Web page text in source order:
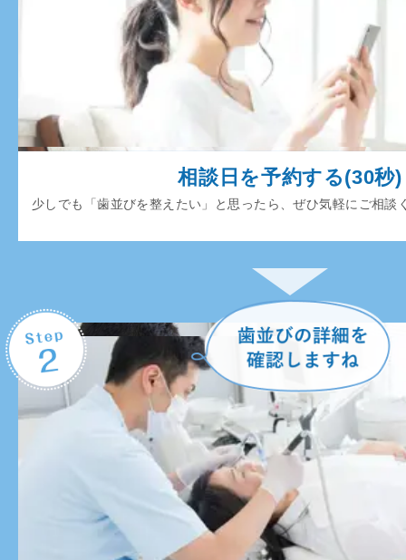
相談日を予約する(30秒)
少しでも「歯並びを整えたい」と思ったら、ぜひ気軽にご相談